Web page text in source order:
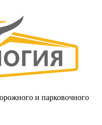
и парковочного